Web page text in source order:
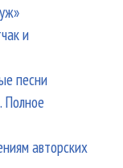
и
песни
авторских